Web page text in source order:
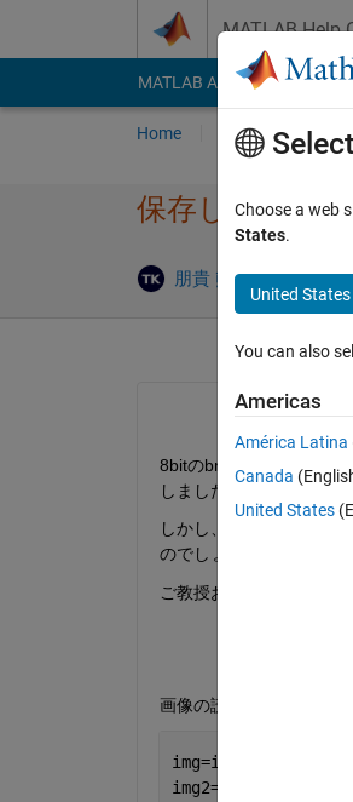
MATLAB Help
MATLAB Answers File
Home Ask Answer
保存した画像
朋貴 熊田 1 Aug
8bitのbmpファイルを読
しました。
しかし、保存した画像
のでしょうか？写真左が
ご教授お願いいたします。
画像の読み込み
img=imread(
img2=imread(
Choose a web
States.
United States
You can also
Americas
América Latina
Canada
United States